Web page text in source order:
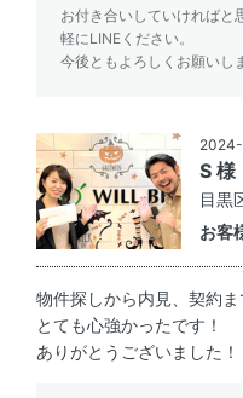
お付き合いしていければと
軽にLINEください。
今後ともよろしくお願いし
S 様
目黒
お客
物件探しから内見、契約ま
とても心強かったです！
ありがとうございました！